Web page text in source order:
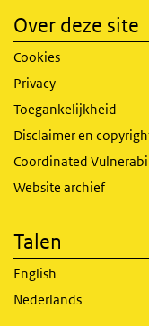
Over deze site
Cookies
Privacy
Toegankelijkheid
Disclaimer en
Coordinated
Website archief
Talen
English
Nederlands